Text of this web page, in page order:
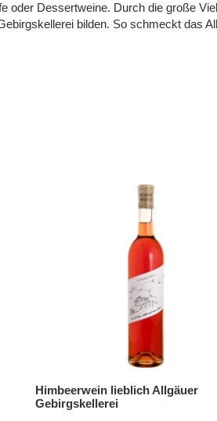
oder Dessertweine. Durch die große
bilden. So schmeckt das
Himbeerwein lieblich Allgäuer
Gebirgskellerei